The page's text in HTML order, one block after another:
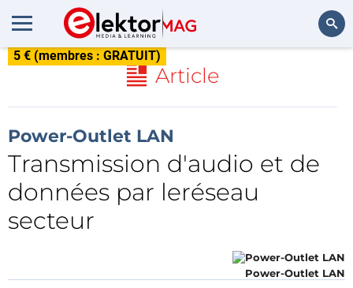
5 € (membres : GRATUIT)
Article
Power-Outlet LAN
Transmission d'audio et de
données par leréseau
secteur
Power-Outlet LAN